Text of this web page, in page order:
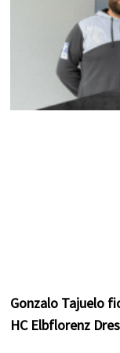
Gonzalo Tajuelo
HC Elbflorenz